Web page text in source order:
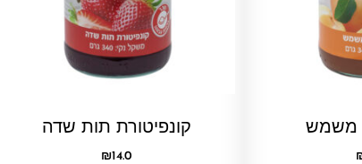
משמש קונפיטורת תות שדה
₪14.0